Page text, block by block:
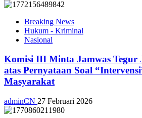
Breaking News
Hukum - Kriminal
Nasional
Komisi III Minta Jamwas Tegur
atas Pernyataan Soal
Masyarakat
adminCN 27 Februari 2026